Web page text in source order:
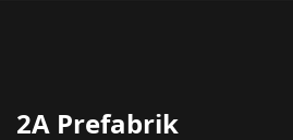
2A Prefabrik